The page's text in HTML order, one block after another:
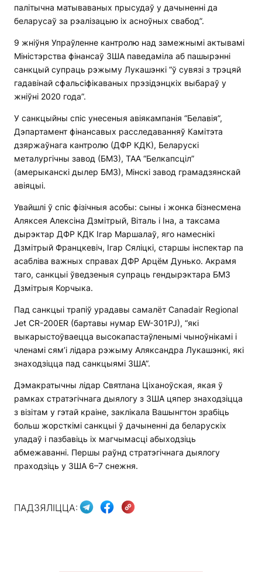
палітычна матываваных прысудаў у дачыненні да
беларусаў за рэалізацыю іх асноўных свабод”.
9 жніўня Упраўленне кантролю над замежнымі актывамі
Міністэрства фінансаў ЗША паведаміла аб пашырэнні
санкцый супраць рэжыму Лукашэнкі “ў сувязі з трэцяй
гадавінай сфальсіфікаваных прэзідэнцкіх выбараў у
жніўні 2020 года”.
У санкцыйны спіс унесеныя авіякампанія “Белавія”,
Дэпартамент фінансавых расследаванняў Камітэта
дзяржаўнага кантролю (ДФР КДК), Беларускі
металургічны завод (БМЗ), ТАА “Белкапсціл”
(амерыканскі дылер БМЗ), Мінскі завод грамадзянскай
авіяцыі.
Увайшлі ў спіс фізічныя асобы: сыны і жонка бізнесмена
Аляксея Алексіна Дзмітрый, Віталь і Іна, а таксама
дырэктар ДФР КДК Ігар Маршалаў, яго намеснікі
Дзмітрый Францкевіч, Ігар Сяліцкі, старшы інспектар па
асабліва важных справах ДФР Арцём Дунько. Акрамя
таго, санкцыі ўведзеныя супраць гендырэктара БМЗ
Дзмітрыя Корчыка.
Пад санкцыі трапіў урадавы самалёт Canadair Regional
Jet CR-200ER (бартавы нумар EW-301PJ), “які
выкарыстоўваецца высокапастаўленымі чыноўнікамі і
членамі сям’і лідара рэжыму Аляксандра Лукашэнкі, які
знаходзіцца пад санкцыямі ЗША”.
Дэмакратычны лідар Святлана Ціханоўская, якая ў
рамках стратэгічнага дыялогу з ЗША цяпер знаходзіцца
з візітам у гэтай краіне, заклікала Вашынгтон зрабіць
больш жорсткімі санкцыі ў дачыненні да беларускіх
уладаў і пазбавіць іх магчымасці абыходзіць
абмежаванні. Першы раўнд стратэгічнага дыялогу
праходзіць у ЗША 6–7 снежня.
ПАДЗЯЛІЦЦА: